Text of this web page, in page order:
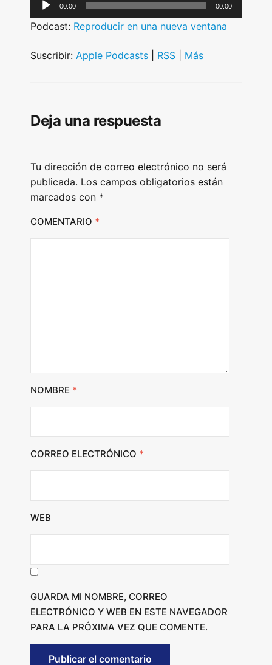
u
i
a
r
00:00 00:00
Podcast: Reproducir en una nueva ventana
Suscribir: Apple Podcasts RSS Más
Deja una respuesta
Tu dirección de correo electrónico no será
publicada. Los campos obligatorios están
marcados con *
COMENTARIO *
NOMBRE *
CORREO ELECTRÓNICO *
WEB
GUARDA MI NOMBRE, CORREO
ELECTRÓNICO Y WEB EN ESTE NAVEGADOR
PARA LA PRÓXIMA VEZ QUE COMENTE.